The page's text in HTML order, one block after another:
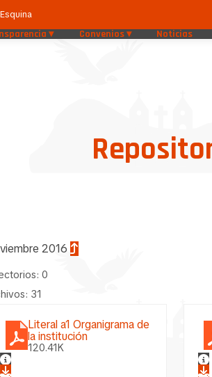
Convenios Noticias
2016
0
31
Literal a1 Organigrama de
la institución
120.41K